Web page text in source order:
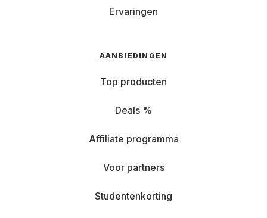
Ervaringen
AANBIEDINGEN
Top producten
Deals %
Affiliate programma
Voor partners
Studentenkorting